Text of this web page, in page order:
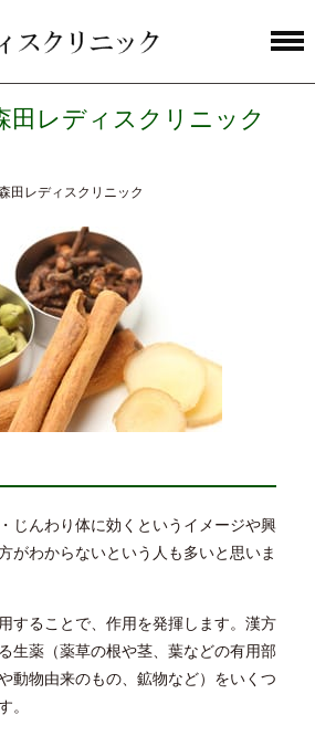
田レディスクリニック
田レディスクリニック
じんわり体に効くというイメージや興
がわからないという人も多いと思いま
することで、作用を発揮します。漢方
生薬（薬草の根や茎、葉などの有用部
動物由来のもの、鉱物など）をいくつ
。